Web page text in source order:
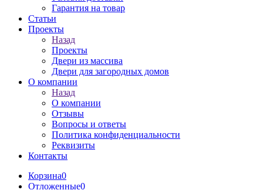
Гарантия на товар
Статьи
Проекты
Назад
Проекты
Двери из массива
Двери для загородных домов
О компании
Назад
О компании
Отзывы
Вопросы и ответы
Политика конфиденциальности
Реквизиты
Контакты
Корзина0
Отложенные0